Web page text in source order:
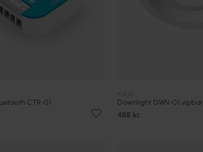
CTR-01 Downlight DWN-01 vipbar
488 kr.